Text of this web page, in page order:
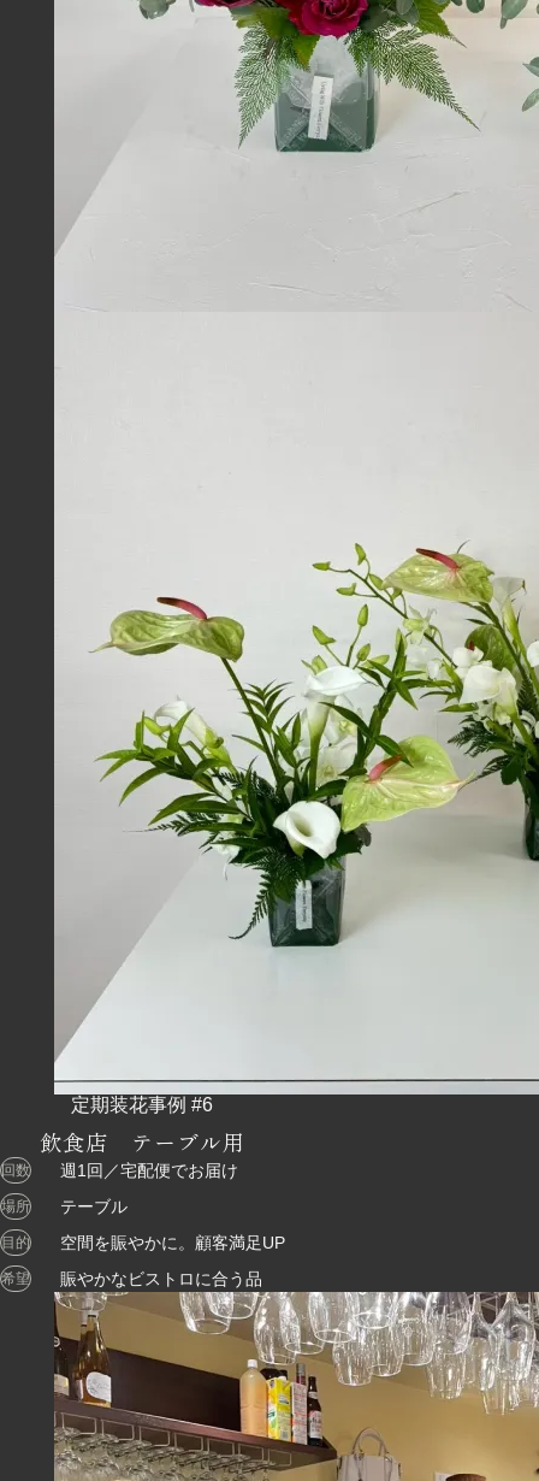
飲食店 テーブル用
回数 週1回／宅配便でお届け
場所 テーブル
目的 空間を賑やかに。顧客満足UP
希望 賑やかなビストロに合う品